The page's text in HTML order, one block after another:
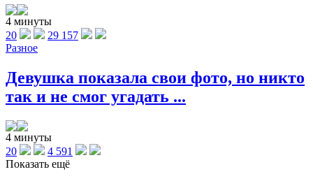
4 минуты
20
29 157
Разное
Девушка показала свои фото, но никто
так и не смог угадать ...
4 минуты
20
4 591
Показать ещё